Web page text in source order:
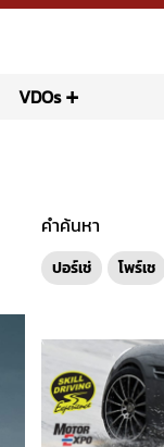
VDOs
คำค้นหา
ปอร์เช่ โพร์เช